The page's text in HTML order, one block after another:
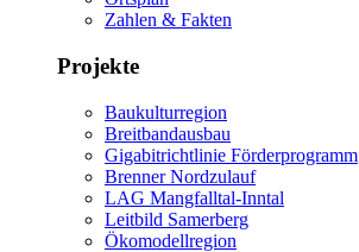
Zahlen & Fakten
Projekte
Baukulturregion
Breitbandausbau
Gigabitrichtlinie Förderprogramm
Brenner Nordzulauf
LAG Mangfalltal-Inntal
Leitbild Samerberg
Ökomodellregion